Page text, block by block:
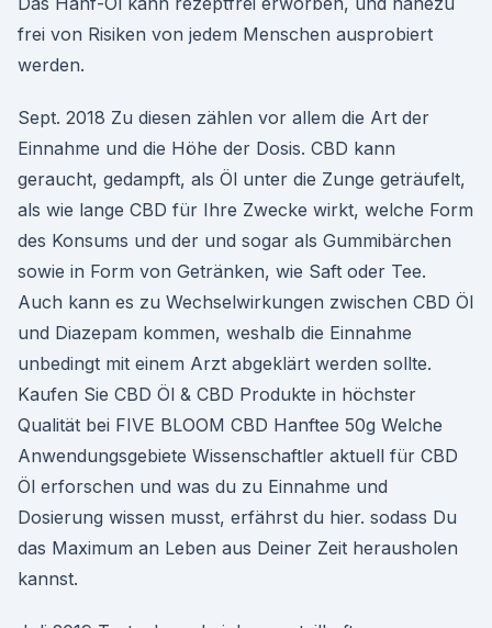
frei von Risiken von jedem Menschen ausprobiert
werden.
Sept. 2018 Zu diesen zählen vor allem die Art der
Einnahme und die Höhe der Dosis. CBD kann
geraucht, gedampft, als Öl unter die Zunge geträufelt,
als wie lange CBD für Ihre Zwecke wirkt, welche Form
des Konsums und der und sogar als Gummibärchen
sowie in Form von Getränken, wie Saft oder Tee.
Auch kann es zu Wechselwirkungen zwischen CBD Öl
und Diazepam kommen, weshalb die Einnahme
unbedingt mit einem Arzt abgeklärt werden sollte.
Kaufen Sie CBD Öl & CBD Produkte in höchster
Qualität bei FIVE BLOOM CBD Hanftee 50g Welche
Anwendungsgebiete Wissenschaftler aktuell für CBD
Öl erforschen und was du zu Einnahme und
Dosierung wissen musst, erfährst du hier. sodass Du
das Maximum an Leben aus Deiner Zeit herausholen
kannst.